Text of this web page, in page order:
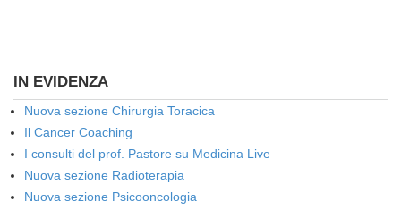
IN EVIDENZA
Nuova sezione Chirurgia Toracica
Il Cancer Coaching
I consulti del prof. Pastore su Medicina Live
Nuova sezione Radioterapia
Nuova sezione Psicooncologia